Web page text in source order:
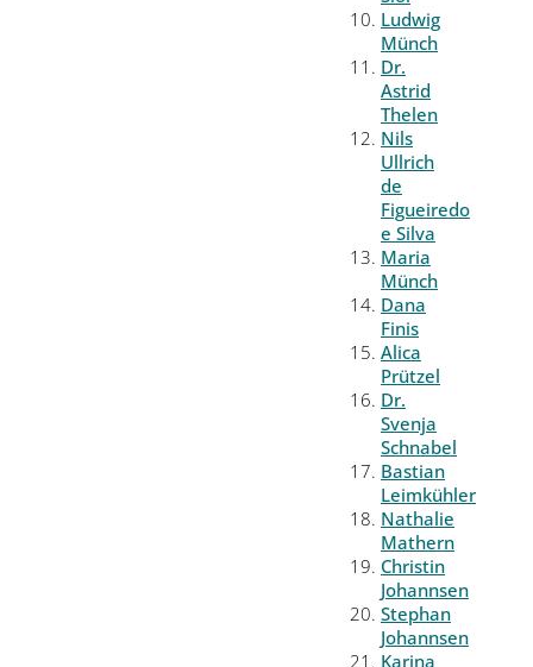
Ludwig
Münch
Dr.
Astrid
Thelen
Nils
Ullrich
de
Figueiredo
e Silva
Maria
Münch
Dana
Finis
Alica
Prützel
Dr.
Svenja
Schnabel
Bastian
Leimkühler
Nathalie
Mathern
Christin
Johannsen
Stephan
Johannsen
Karina